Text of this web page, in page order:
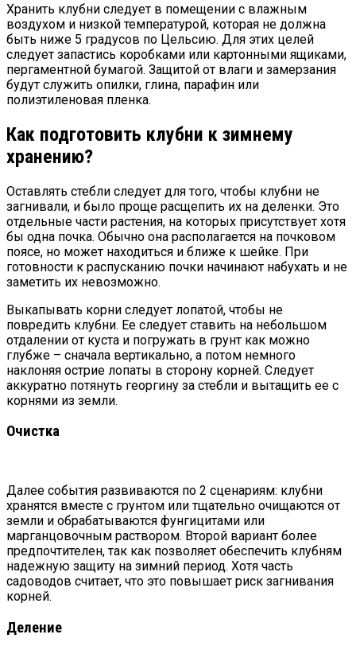
Хранить клубни следует в помещении с влажным
воздухом и низкой температурой, которая не должна
быть ниже 5 градусов по Цельсию. Для этих целей
следует запастись коробками или картонными ящиками,
пергаментной бумагой. Защитой от влаги и замерзания
будут служить опилки, глина, парафин или
полиэтиленовая пленка.
Как подготовить клубни к зимнему
хранению?
Оставлять стебли следует для того, чтобы клубни не
загнивали, и было проще расщепить их на деленки. Это
отдельные части растения, на которых присутствует хотя
бы одна почка. Обычно она располагается на почковом
поясе, но может находиться и ближе к шейке. При
готовности к распусканию почки начинают набухать и не
заметить их невозможно.
Выкапывать корни следует лопатой, чтобы не
повредить клубни. Ее следует ставить на небольшом
отдалении от куста и погружать в грунт как можно
глубже – сначала вертикально, а потом немного
наклоняя острие лопаты в сторону корней. Следует
аккуратно потянуть георгину за стебли и вытащить ее с
корнями из земли.
Очистка
Далее события развиваются по 2 сценариям: клубни
хранятся вместе с грунтом или тщательно очищаются от
земли и обрабатываются фунгицитами или
марганцовочным раствором. Второй вариант более
предпочтителен, так как позволяет обеспечить клубням
надежную защиту на зимний период. Хотя часть
садоводов считает, что это повышает риск загнивания
корней.
Деление